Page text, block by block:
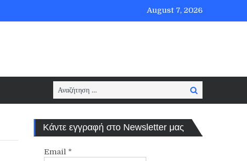
August 7, 2026
Search
for:
Search
Κάντε εγγραφή στο Newsletter μας
Email *